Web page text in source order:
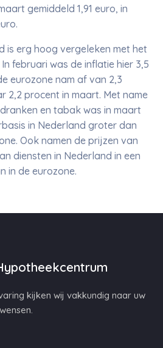
gemiddeld 1,91 euro, in
is erg hoog vergeleken met het
februari was de inflatie hier 3,5
eurozone nam af van 2,3
2,2 procent in maart. Met name
en tabak was in maart
in Nederland groter dan
Ook namen de prijzen van
diensten in Nederland in een
in de eurozone.
kijken wij vakkundig naar uw